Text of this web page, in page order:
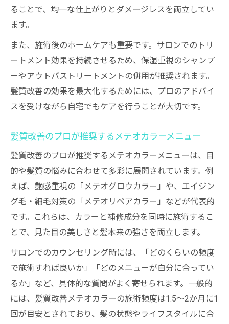
ることで、均一な仕上がりとダメージレスを両立してい
ます。
また、施術後のホームケアも重要です。サロンでのトリ
ートメント効果を持続させるため、保湿重視のシャンプ
ーやアウトバストリートメントの併用が推奨されます。
髪質改善の効果を最大化するためには、プロのアドバイ
スを受けながら自宅でもケアを行うことが大切です。
髪質改善のプロが推奨するメテオカラーメニュー
髪質改善のプロが推奨するメテオカラーメニューは、目
的や髪質の悩みに合わせて多彩に展開されています。例
えば、艶感重視の「メテオグロウカラー」や、エイジン
グ毛・細毛対策の「メテオリペアカラー」などが代表的
です。これらは、カラーと補修成分を同時に施術するこ
とで、見た目の美しさと髪本来の強さを両立します。
サロンでのカウンセリング時には、「どのくらいの頻度
で施術すれば良いか」「どのメニューが自分に合ってい
るか」など、具体的な質問がよく寄せられます。一般的
には、髪質改善メテオカラーの施術頻度は1.5～2か月に1
回が目安とされており、髪の状態やライフスタイルに合